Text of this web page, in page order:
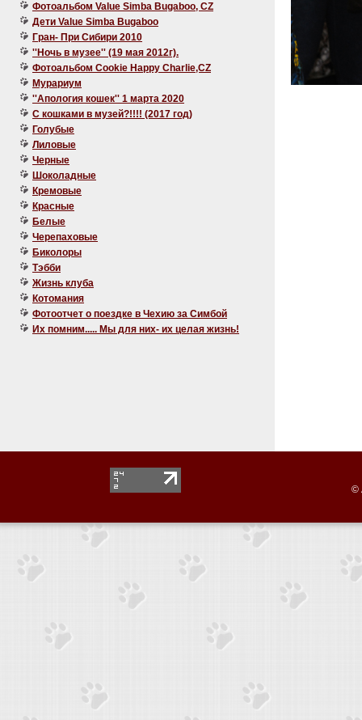
Фотоальбом Value Simba Bugaboo, CZ
Дети Value Simba Bugaboo
Гран- При Сибири 2010
''Ночь в музее'' (19 мая 2012г).
Фотоальбом Cookie Happy Charlie,CZ
Мурариум
''Апология кошек'' 1 марта 2020
C кошками в музей?!!!! (2017 год)
Голубые
Лиловые
Черные
Шоколадные
Кремовые
Красные
Белые
Черепаховые
Биколоры
Тэбби
Жизнь клуба
Котомания
Фотоотчет о поездке в Чехию за Симбой
Их помним..... Мы для них- их целая жизнь!
©